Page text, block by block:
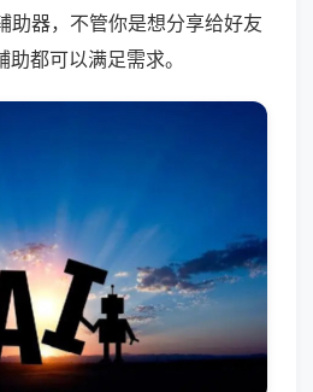
助器，不管你是想分享给好友
都可以满足需求。